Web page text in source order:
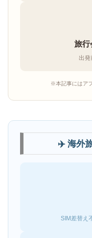
旅行
出発
※本記事にはア
✈️ 海外
SIM差替え